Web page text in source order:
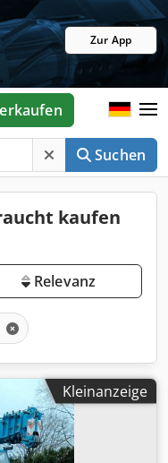
Zur App
Suchen
kaufen
Relevanz
Kleinanzeige